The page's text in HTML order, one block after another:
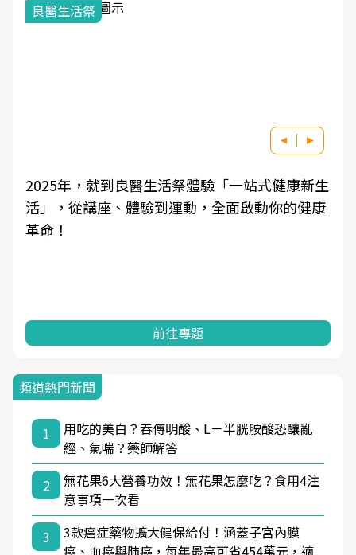
式健康新生
動你的健康
我與健康韌性的距離
良醫健康網從「換季的身體變化」出
學觀點與日常感受的對話，建立對亞
頻道熱門新聞
1
用吃的美白？吞傳明酸、L－半胱胺酸恐釀亂
經、氣喘？藥師解答
2
無花果6大營養功效！無花果怎麼吃？食用4注
意事項一次看
3
3款癌症藥物擴大健保給付！涵蓋子宮內膜
癌、血癌與肺癌，每年最高可省454萬元，適